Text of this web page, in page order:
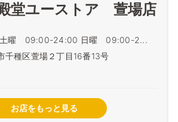
堂ユーストア 萱場店
土曜 09:00-24:00 日曜 09:00-2...
千種区萱場２丁目16番13号
お店をもっと見る